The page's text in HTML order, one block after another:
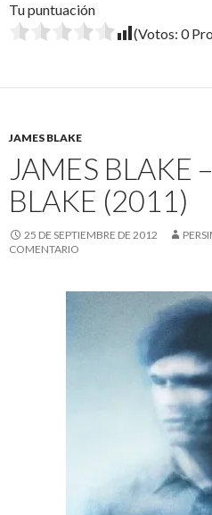
Tu puntuación
(Votos: 0
JAMES BLAKE
JAMES BLAKE
BLAKE (2011)
25 DE SEPTIEMBRE DE 2012
COMENTARIO